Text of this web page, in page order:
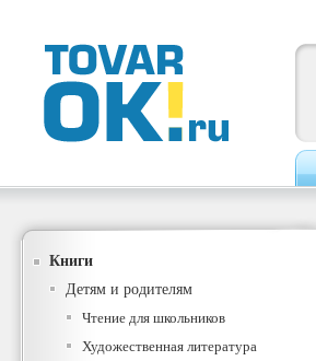
Книги
Детям и родителям
Чтение для школьников
Художественная литература